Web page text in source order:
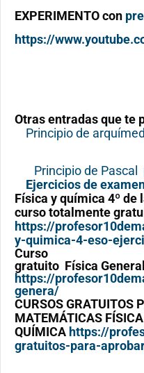
EXPERIMENTOcon
https://
Otras entradas que te
Principio de
Principio de
Ejercicios de
Física y química 4º de
curso totalmente
https://
y-quimica-4-eso-
Curso
gratuito Física General
https://
genera/
CURSOS GRATUITOS
MATEMÁTICAS FÍSICA
QUÍMICA https://
gratuitos-para-